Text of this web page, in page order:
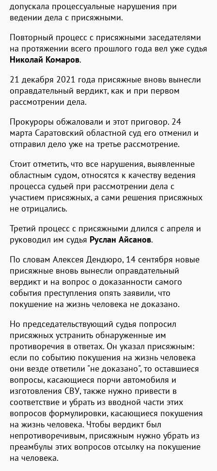
допускала процессуальные нарушения при
ведении дела с присяжными.
Повторный процесс с присяжными заседателями
на протяжении всего прошлого года вел уже судья
Николай Комаров.
21 декабря 2021 года присяжные вновь вынесли
оправдательный вердикт, как и при первом
рассмотрении дела.
Прокуроры обжаловали и этот приговор. 24
марта Саратовский областной суд его отменил и
отправил дело уже на третье рассмотрение.
Стоит отметить, что все нарушения, выявленные
областным судом, относятся к качеству ведения
процесса судьей при рассмотрении дела с
участием присяжных, а сами решения присяжных
не отрицались.
Третий процесс с присяжными длился с апреля и
руководил им судья Руслан Айсанов.
По словам Алексея Дендюро, 14 сентября новые
присяжные вновь вынесли оправдательный
вердикт и на вопрос о доказанности самого
события преступления опять заявили, что
покушение на жизнь человека не доказано.
Но председательствующий судья попросил
присяжных устранить обнаруженные им
противоречия в ответах. Он указал присяжным:
если по событию покушения на жизнь человека
они везде ответили "не доказано", то оставшиеся
вопросы, касающиеся порчи автомобиля и
изготовления СВУ, также нужно привести в
соответствие и убрать из вводной части этих
вопросов формулировки, касающиеся покушения
на жизнь человека. Чтобы вердикт был
непротиворечивым, присяжным нужно убрать из
преамбулы этих вопросов отсылку на покушение
на человека.